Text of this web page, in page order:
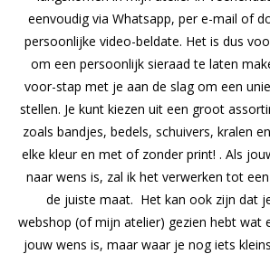
eenvoudig via Whatsapp, per e-mail of
persoonlijke video-beldate. Het is dus
om een persoonlijk sieraad te laten
voor-stap met je aan de slag om een
stellen. Je kunt kiezen uit een groot
zoals bandjes, bedels, schuivers, kralen
elke kleur en met of zonder print! . Als
naar wens is, zal ik het verwerken tot
de juiste maat. Het kan ook zijn dat
webshop (of mijn atelier) gezien hebt wat
jouw wens is, maar waar je nog iets